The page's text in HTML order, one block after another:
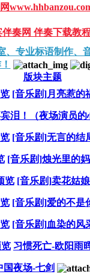
奏网 伴奏下载教
、专业标语制作、
版块主题
[音乐剧]月亮惹的
泪！（夜场演员的
[音乐剧]无言的结
[音乐剧]烛光里的
览 [音乐剧]卖花姑娘
[音乐剧]爱的不是
[音乐剧]血染的风
习惯死亡-欧阳雨
国夜场-七剑